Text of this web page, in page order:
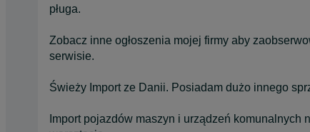
pługa.
Zobacz inne ogłoszenia mojej firmy aby
serwisie.
Świeży Import ze Danii. Posiadam dużo innego
Import pojazdów maszyn i urządzeń